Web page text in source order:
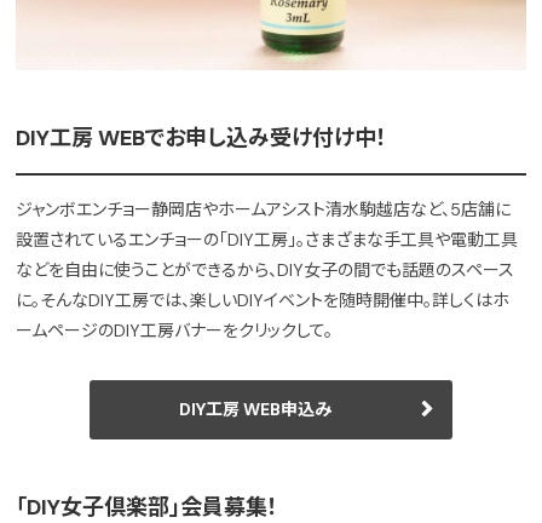
DIY工房 WEBでお申し込み受け付け中！
ジャンボエンチョー静岡店やホームアシスト清水駒越店など、5店舗に
設置されているエンチョーの「DIY工房」。さまざまな手工具や電動工具
などを自由に使うことができるから、DIY女子の間でも話題のスペース
に。そんなDIY工房では、楽しいDIYイベントを随時開催中。詳しくはホ
ームページのDIY工房バナーをクリックして。
DIY工房 WEB申込み
「DIY女子倶楽部」会員募集！